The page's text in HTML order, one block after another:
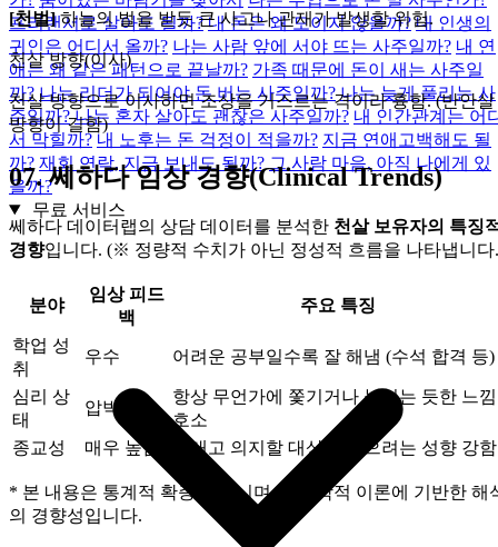
프리랜서로 살아도 될까? 내 돈은 왜 모이지 않을까? 내 인생의
귀인은 어디서 올까? 나는 사람 앞에 서야 뜨는 사주일까? 내 연
애는 왜 같은 패턴으로 끝날까? 가족 때문에 돈이 새는 사주일
까? 나는 리더가 되어야 돈 버는 사주일까? 나는 늦게 풀리는 사
주일까? 나는 혼자 살아도 괜찮은 사주일까? 내 인간관계는 어
서 막힐까? 내 노후는 돈 걱정이 적을까? 지금 연애고백해도 될
까? 재회 연락, 지금 보내도 될까? 그 사람 마음, 아직 나에게 있
을까?
무료 서비스
[천벌]하늘의 벌을 받듯 큰 사고나 관재가 발생할 위험.
천살 방향(이사)
천살 방향으로 이사하면 조상을 거스르는 격이라 흉함. (반안살
방향이 길함)
07.쎄하다 임상 경향(Clinical Trends)
쎄하다 데이터랩의 상담 데이터를 분석한 천살 보유자의 특징
경향입니다. (※ 정량적 수치가 아닌 정성적 흐름을 나타냅니다
분야
임상 피드
백
주요 특징
학업 성
취
우수 어려운 공부일수록 잘 해냄 (수석 합격 등)
심리 상
태
압박감
항상 무언가에 쫓기거나 눌리는 듯한 느낌
호소
종교성
매우 높음 기대고 의지할 대상을 찾으려는 성향 강함
* 본 내용은 통계적 확증이 아니며, 명리학적 이론에 기반한 해
의 경향성입니다.